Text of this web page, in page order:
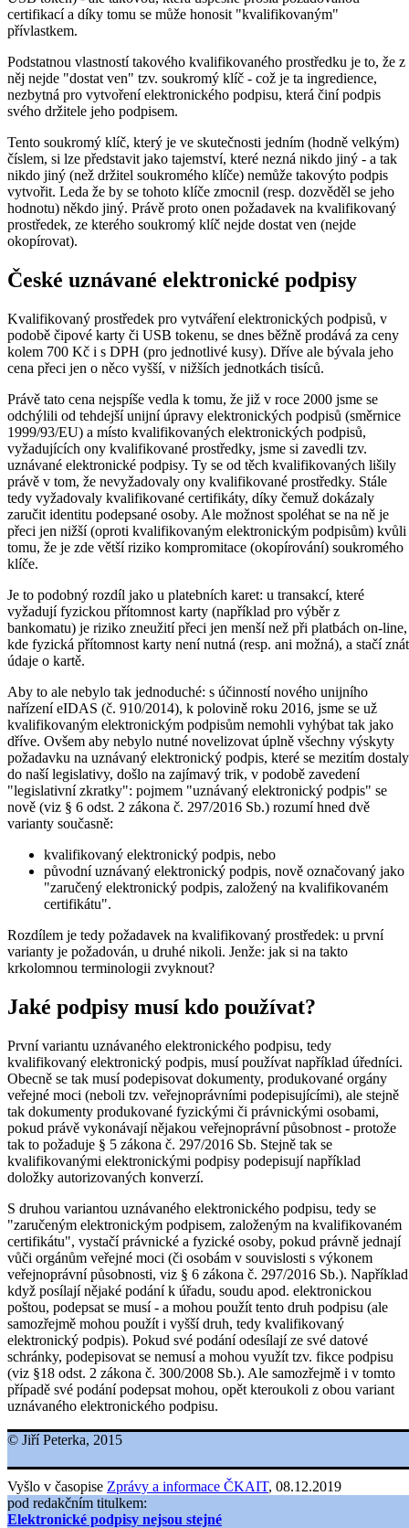
certifikací a díky tomu se může honosit "kvalifikovaným"
přívlastkem.
Podstatnou vlastností takového kvalifikovaného prostředku je to, že z
něj nejde "dostat ven" tzv. soukromý klíč - což je ta ingredience,
nezbytná pro vytvoření elektronického podpisu, která činí podpis
svého držitele jeho podpisem.
Tento soukromý klíč, který je ve skutečnosti jedním (hodně velkým)
číslem, si lze představit jako tajemství, které nezná nikdo jiný - a tak
nikdo jiný (než držitel soukromého klíče) nemůže takovýto podpis
vytvořit. Leda že by se tohoto klíče zmocnil (resp. dozvěděl se jeho
hodnotu) někdo jiný. Právě proto onen požadavek na kvalifikovaný
prostředek, ze kterého soukromý klíč nejde dostat ven (nejde
okopírovat).
České uznávané elektronické podpisy
Kvalifikovaný prostředek pro vytváření elektronických podpisů, v
podobě čipové karty či USB tokenu, se dnes běžně prodává za ceny
kolem 700 Kč i s DPH (pro jednotlivé kusy). Dříve ale bývala jeho
cena přeci jen o něco vyšší, v nižších jednotkách tisíců.
Právě tato cena nejspíše vedla k tomu, že již v roce 2000 jsme se
odchýlili od tehdejší unijní úpravy elektronických podpisů (směrnice
1999/93/EU) a místo kvalifikovaných elektronických podpisů,
vyžadujících ony kvalifikované prostředky, jsme si zavedli tzv.
uznávané elektronické podpisy. Ty se od těch kvalifikovaných lišily
právě v tom, že nevyžadovaly ony kvalifikované prostředky. Stále
tedy vyžadovaly kvalifikované certifikáty, díky čemuž dokázaly
zaručit identitu podepsané osoby. Ale možnost spoléhat se na ně je
přeci jen nižší (oproti kvalifikovaným elektronickým podpisům) kvůli
tomu, že je zde větší riziko kompromitace (okopírování) soukromého
klíče.
Je to podobný rozdíl jako u platebních karet: u transakcí, které
vyžadují fyzickou přítomnost karty (například pro výběr z
bankomatu) je riziko zneužití přeci jen menší než při platbách on-line,
kde fyzická přítomnost karty není nutná (resp. ani možná), a stačí znát
údaje o kartě.
Aby to ale nebylo tak jednoduché: s účinností nového unijního
nařízení eIDAS (č. 910/2014), k polovině roku 2016, jsme se už
kvalifikovaným elektronickým podpisům nemohli vyhýbat tak jako
dříve. Ovšem aby nebylo nutné novelizovat úplně všechny výskyty
požadavku na uznávaný elektronický podpis, které se mezitím dostaly
do naší legislativy, došlo na zajímavý trik, v podobě zavedení
"legislativní zkratky": pojmem "uznávaný elektronický podpis" se
nově (viz § 6 odst. 2 zákona č. 297/2016 Sb.) rozumí hned dvě
varianty současně:
kvalifikovaný elektronický podpis, nebo
původní uznávaný elektronický podpis, nově označovaný jako
"zaručený elektronický podpis, založený na kvalifikovaném
certifikátu".
Rozdílem je tedy požadavek na kvalifikovaný prostředek: u první
varianty je požadován, u druhé nikoli. Jenže: jak si na takto
krkolomnou terminologii zvyknout?
Jaké podpisy musí kdo používat?
První variantu uznávaného elektronického podpisu, tedy
kvalifikovaný elektronický podpis, musí používat například úředníci.
Obecně se tak musí podepisovat dokumenty, produkované orgány
veřejné moci (neboli tzv. veřejnoprávními podepisujícími), ale stejně
tak dokumenty produkované fyzickými či právnickými osobami,
pokud právě vykonávají nějakou veřejnoprávní působnost - protože
tak to požaduje § 5 zákona č. 297/2016 Sb. Stejně tak se
kvalifikovanými elektronickými podpisy podepisují například
doložky autorizovaných konverzí.
S druhou variantou uznávaného elektronického podpisu, tedy se
"zaručeným elektronickým podpisem, založeným na kvalifikovaném
certifikátu", vystačí právnické a fyzické osoby, pokud právně jednají
vůči orgánům veřejné moci (či osobám v souvislosti s výkonem
veřejnoprávní působnosti, viz § 6 zákona č. 297/2016 Sb.). Například
když posílají nějaké podání k úřadu, soudu apod. elektronickou
poštou, podepsat se musí - a mohou použít tento druh podpisu (ale
samozřejmě mohou použít i vyšší druh, tedy kvalifikovaný
elektronický podpis). Pokud své podání odesílají ze své datové
schránky, podepisovat se nemusí a mohou využít tzv. fikce podpisu
(viz §18 odst. 2 zákona č. 300/2008 Sb.). Ale samozřejmě i v tomto
případě své podání podepsat mohou, opět kteroukoli z obou variant
uznávaného elektronického podpisu.
© Jiří Peterka, 2015
Vyšlo v časopise Zprávy a informace ČKAIT, 08.12.2019
pod redakčním titulkem:
Elektronické podpisy nejsou stejné